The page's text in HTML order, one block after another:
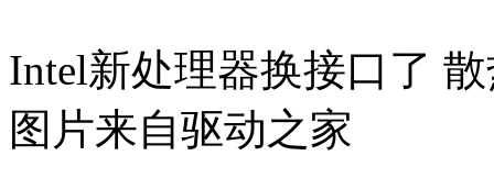
Intel新处理器换接口了
图片来自驱动之家